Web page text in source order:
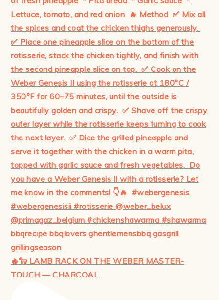
🔥🐑 LAMB RACK ON THE WEBER MASTER-
TOUCH — CHARCOAL